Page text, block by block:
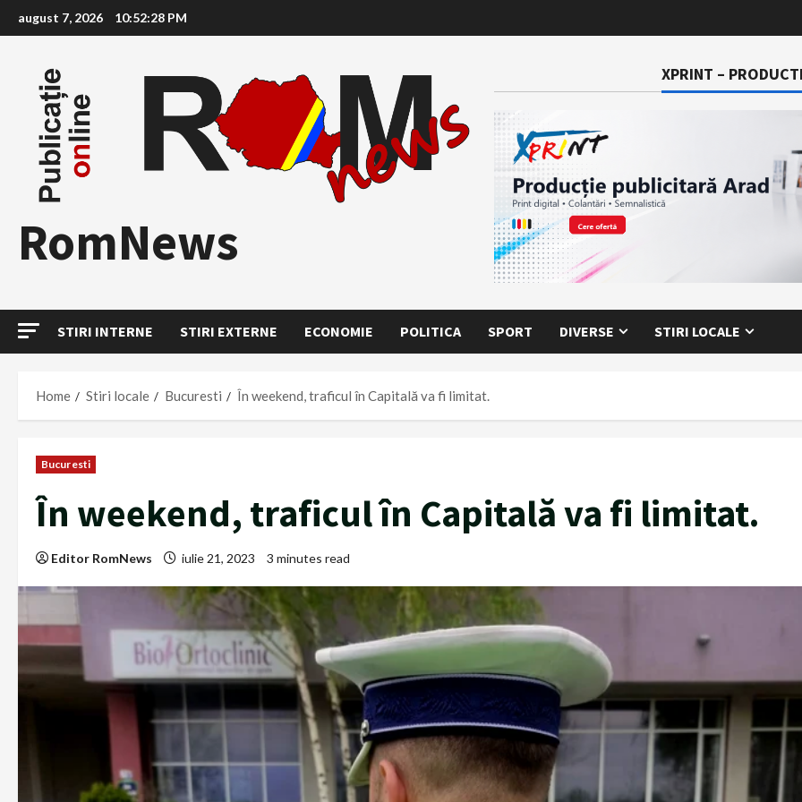
to
august 7, 2026 10:52:29 PM
RomNews
XPRINT –
STIRI INTERNE STIRI EXTERNE ECONOMIE POLITICA SPORT DIVERSE STIRI LOCALE
Home Stiri locale Bucuresti În weekend, traficul în Capitală va fi limitat.
Bucuresti
În weekend, traficul în Capitală va fi limitat.
Editor RomNews iulie 21, 2023 3 minutes read